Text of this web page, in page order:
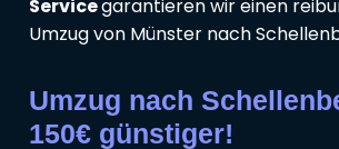
Servicegarantieren wir einen
Umzug von Münster nach
Umzug nach
150€ günstiger!